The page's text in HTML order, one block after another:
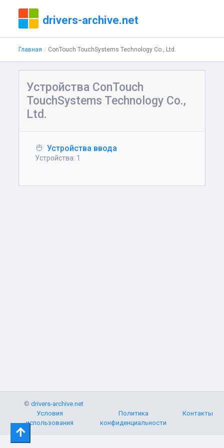
drivers-archive.net
Главная ConTouch TouchSystems Technology Co., Ltd.
Устройства ConTouch
TouchSystems Technology Co.,
Ltd.
Устройства ввода
Устройства: 1
©drivers-archive.net
Условия
использования
Политика
конфиденциальности
Контакты